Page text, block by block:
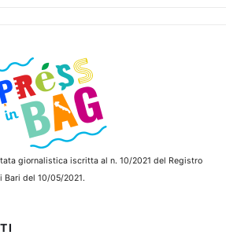
giornalistica iscritta al n. 10/2021 del Registro
Bari del 10/05/2021.